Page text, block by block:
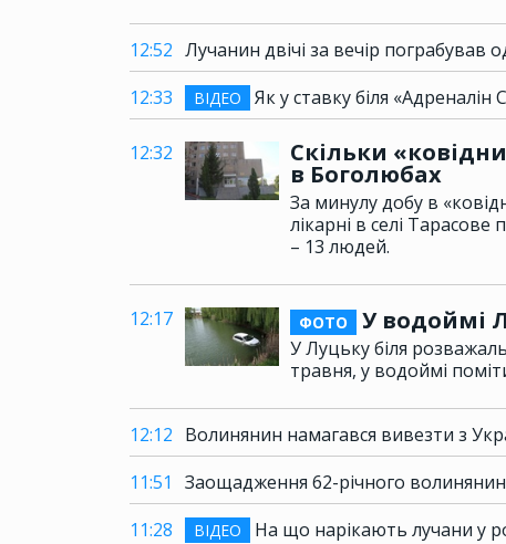
12:52 Лучанин двічі за вечір пограбував
12:33
ВІДЕО Як у ставку біля «Адреналін
12:32 Скільки
в Боголюбах
За минулу добу в
лікарні в селі
– 13 людей.
12:17 ФОТО У водоймі
У Луцьку біля
травня, у водоймі
12:12 Волинянин намагався вивезти з
11:51
Заощадження 62-річного
11:28
ВІДЕО На що нарікають лучани у